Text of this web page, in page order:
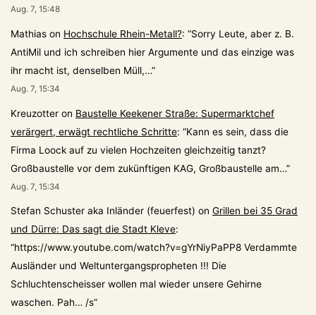
Aug. 7, 15:48
Mathias on Hochschule Rhein-Metall?: “Sorry Leute, aber z. B.
AntiMil und ich schreiben hier Argumente und das einzige was
ihr macht ist, denselben Müll,…”
Aug. 7, 15:34
Kreuzotter on Baustelle Keekener Straße: Supermarktchef
verärgert, erwägt rechtliche Schritte: “Kann es sein, dass die
Firma Loock auf zu vielen Hochzeiten gleichzeitig tanzt?
Großbaustelle vor dem zukünftigen KAG, Großbaustelle am…”
Aug. 7, 15:34
Stefan Schuster aka Inländer (feuerfest) on Grillen bei 35 Grad
und Dürre: Das sagt die Stadt Kleve:
“https://www.youtube.com/watch?v=gYrNiyPaPP8 Verdammte
Ausländer und Weltuntergangspropheten !!! Die
Schluchtenscheisser wollen mal wieder unsere Gehirne
waschen. Pah… /s”